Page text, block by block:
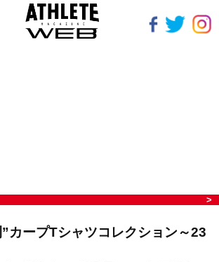
カープTシャツコレクション～23